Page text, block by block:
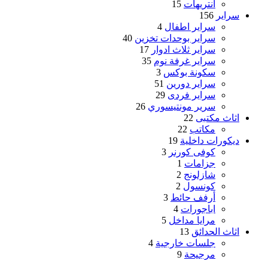
أنتريهات 15
سراير 156
سراير اطفال 4
سراير بوحدات تخزين 40
سراير ثلاث ادوار 17
سراير غرفة نوم 35
سكونة بوكس 3
سراير دورين 51
سراير فردى 29
سرير مونتيسوري 26
اثاث مكتبى 22
مكاتب 22
ديكورات داخلية 19
كوفى كورنر 3
جزامات 1
شازلونج 2
كونسول 2
أرفف حائط 3
اباجورات 4
مرايا مداخل 5
اثاث الحدائق 13
جلسات خارجية 4
مرجيحة 9